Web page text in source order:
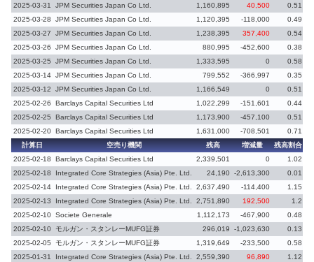
2025-03-31
JPM Securities Japan Co Ltd. 1,160,895 40,500 0.51
2025-03-28
JPM Securities Japan Co Ltd. 1,120,395 -118,000 0.49
2025-03-27
JPM Securities Japan Co Ltd. 1,238,395 357,400 0.54
2025-03-26
JPM Securities Japan Co Ltd. 880,995 -452,600
0.38
2025-03-25
JPM Securities Japan Co Ltd. 1,333,595 0 0.58
2025-03-14 JPM Securities Japan Co Ltd. 799,552 -366,997 0.35
2025-03-12
JPM Securities Japan Co Ltd. 1,166,549 0 0.51
2025-02-26
Barclays Capital Securities Ltd 1,022,299 -151,601 0.44
2025-02-25
Barclays Capital Securities Ltd 1,173,900 -457,100
0.51
2025-02-20 Barclays Capital Securities Ltd 1,631,000 -708,501 0.71
計算日
空売り機関 残高 増減量 残高割合
2025-02-18
Barclays Capital Securities Ltd 2,339,501 0
1.02
2025-02-18
Integrated Core Strategies (Asia) Pte. Ltd. 24,190 -2,613,300 0.01
2025-02-14
Integrated Core Strategies (Asia) Pte. Ltd. 2,637,490 -114,400 1.15
2025-02-13
Integrated Core Strategies (Asia) Pte. Ltd. 2,751,890 192,500 1.2
2025-02-10 Societe Generale 1,112,173 -467,900 0.48
2025-02-10 モルガン・スタンレーMUFG証券 296,019 -1,023,630 0.13
2025-02-05
モルガン・スタンレーMUFG証券 1,319,649 -233,500
0.58
2025-01-31
Integrated Core Strategies (Asia) Pte. Ltd. 2,559,390 96,890 1.12